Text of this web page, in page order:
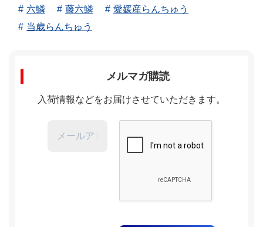
六鱗 藤六鱗
愛媛産らんちゅう
当歳らんちゅう
メルマガ購読
入荷情報などをお届けさせていただきます。